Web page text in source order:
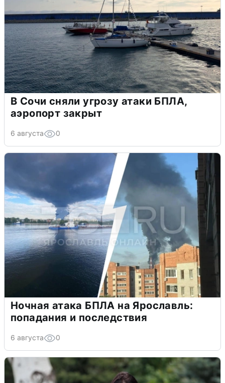
В Сочи сняли угрозу атаки БПЛА,
аэропорт закрыт
6 августа 0
Ночная атака БПЛА на Ярославль:
попадания и последствия
6 августа 0